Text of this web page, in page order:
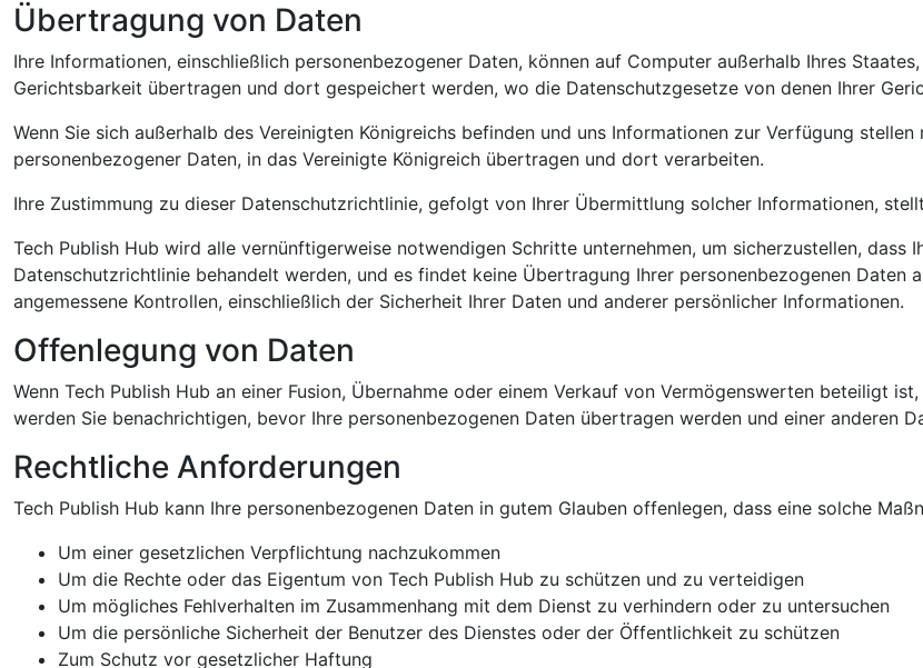
Übertragung von Daten
Ihre Informationen, einschließlich personenbezogener Daten, können auf Computer außerhalb Ihres
Gerichtsbarkeit übertragen und dort gespeichert werden, wo die Datenschutzgesetze von denen Ihrer
Wenn Sie sich außerhalb des Vereinigten Königreichs befinden und uns Informationen zur Verfügung
personenbezogener Daten, in das Vereinigte Königreich übertragen und dort verarbeiten.
Ihre Zustimmung zu dieser Datenschutzrichtlinie, gefolgt von Ihrer Übermittlung solcher Informationen,
Tech Publish Hub wird alle vernünftigerweise notwendigen Schritte unternehmen, um sicherzustellen, dass
Datenschutzrichtlinie behandelt werden, und es findet keine Übertragung Ihrer personenbezogenen Daten
angemessene Kontrollen, einschließlich der Sicherheit Ihrer Daten und anderer persönlicher Informationen.
Offenlegung von Daten
Wenn Tech Publish Hub an einer Fusion, Übernahme oder einem Verkauf von Vermögenswerten beteiligt
werden Sie benachrichtigen, bevor Ihre personenbezogenen Daten übertragen werden und einer anderen
Rechtliche Anforderungen
Tech Publish Hub kann Ihre personenbezogenen Daten in gutem Glauben offenlegen, dass eine solche
Um einer gesetzlichen Verpflichtung nachzukommen
Um die Rechte oder das Eigentum von Tech Publish Hub zu schützen und zu verteidigen
Um mögliches Fehlverhalten im Zusammenhang mit dem Dienst zu verhindern oder zu untersuchen
Um die persönliche Sicherheit der Benutzer des Dienstes oder der Öffentlichkeit zu schützen
Zum Schutz vor gesetzlicher Haftung